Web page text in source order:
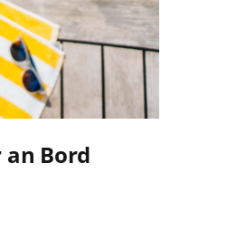
Bord